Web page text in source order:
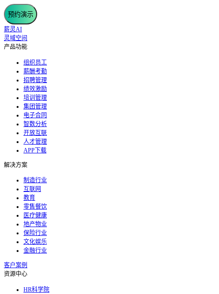
预约演示
薪灵AI
灵域空间
产品功能
组织员工
薪酬考勤
招聘管理
绩效激励
培训管理
集团管理
电子合同
智数分析
开放互联
人才管理
APP下载
解决方案
制造行业
互联网
教育
零售餐饮
医疗健康
地产物业
保险行业
文化娱乐
金融行业
客户案例
资源中心
HR科学院